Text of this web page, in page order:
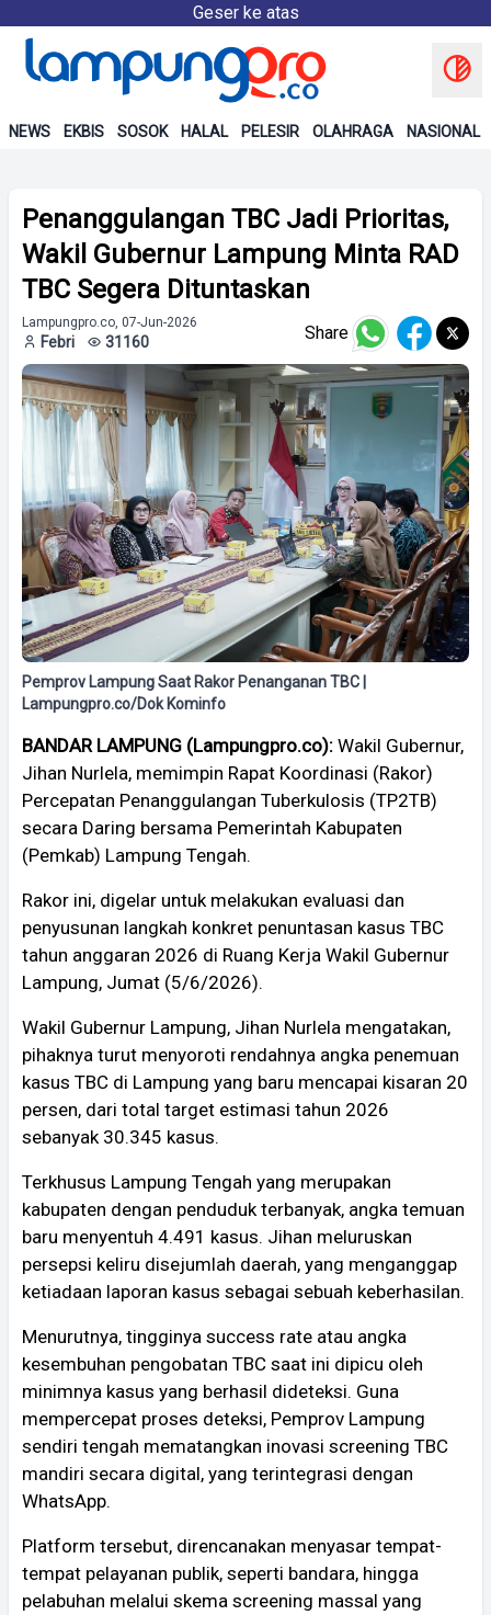
Geser ke atas
NEWS EKBIS SOSOK HALAL PELESIR OLAHRAGA NASIONAL
Penanggulangan TBC Jadi Prioritas,
Wakil Gubernur Lampung Minta RAD
TBC Segera Dituntaskan
Lampungpro.co, 07-Jun-2026
Febri 31160 Share
Pemprov Lampung Saat Rakor Penanganan TBC |
Lampungpro.co/Dok Kominfo
BANDAR LAMPUNG (Lampungpro.co): Wakil Gubernur,
Jihan Nurlela, memimpin Rapat Koordinasi (Rakor)
Percepatan Penanggulangan Tuberkulosis (TP2TB)
secara Daring bersama Pemerintah Kabupaten
(Pemkab) Lampung Tengah.
Rakor ini, digelar untuk melakukan evaluasi dan
penyusunan langkah konkret penuntasan kasus TBC
tahun anggaran 2026 di Ruang Kerja Wakil Gubernur
Lampung, Jumat (5/6/2026).
Wakil Gubernur Lampung, Jihan Nurlela mengatakan,
pihaknya turut menyoroti rendahnya angka penemuan
kasus TBC di Lampung yang baru mencapai kisaran 20
persen, dari total target estimasi tahun 2026
sebanyak 30.345 kasus.
Terkhusus Lampung Tengah yang merupakan
kabupaten dengan penduduk terbanyak, angka temuan
baru menyentuh 4.491 kasus. Jihan meluruskan
persepsi keliru disejumlah daerah, yang menganggap
ketiadaan laporan kasus sebagai sebuah keberhasilan.
​Menurutnya, tingginya success rate atau angka
kesembuhan pengobatan TBC saat ini dipicu oleh
minimnya kasus yang berhasil dideteksi. Guna
mempercepat proses deteksi, Pemprov Lampung
sendiri tengah mematangkan inovasi screening TBC
mandiri secara digital, yang terintegrasi dengan
WhatsApp.
Platform tersebut, direncanakan menyasar tempat-
tempat pelayanan publik, seperti bandara, hingga
pelabuhan melalui skema screening massal yang